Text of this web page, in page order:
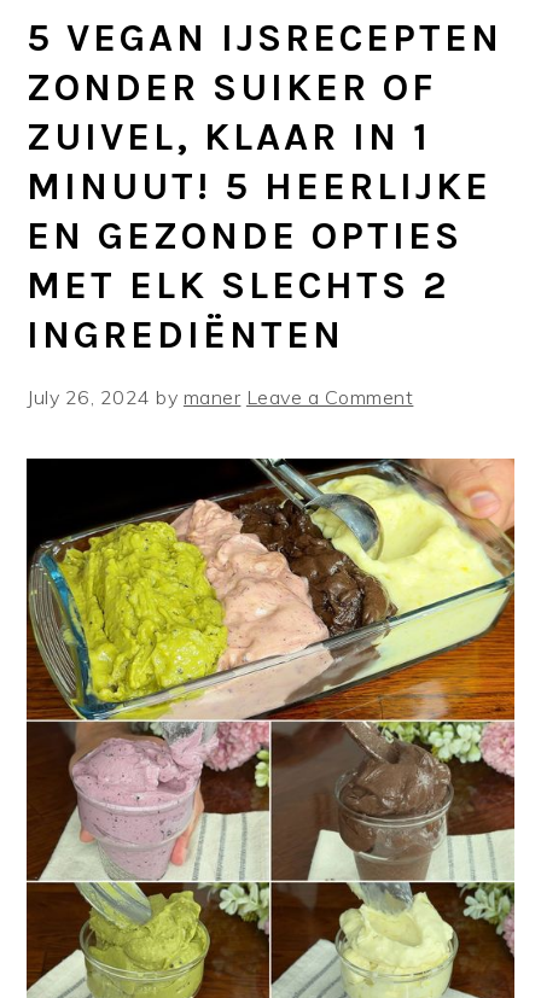
5 VEGAN IJSRECEPTEN
ZONDER SUIKER OF
ZUIVEL, KLAAR IN 1
MINUUT! 5 HEERLIJKE
EN GEZONDE OPTIES
MET ELK SLECHTS 2
INGREDIËNTEN
July 26, 2024 by maner Leave a Comment